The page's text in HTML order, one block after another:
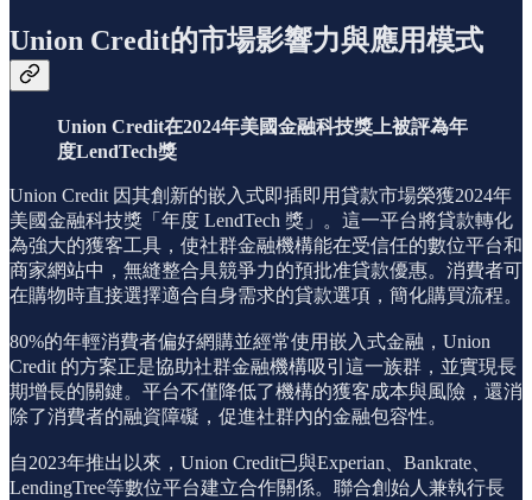
Union Credit的市場影響力與應用模式
Union Credit在2024年美國金融科技獎上被評為年
度LendTech獎
Union Credit 因其創新的嵌入式即插即用貸款市場榮獲2024年
美國金融科技獎「年度 LendTech 獎」。這一平台將貸款轉化
為強大的獲客工具，使社群金融機構能在受信任的數位平台和
商家網站中，無縫整合具競爭力的預批准貸款優惠。消費者可
在購物時直接選擇適合自身需求的貸款選項，簡化購買流程。
80%的年輕消費者偏好網購並經常使用嵌入式金融，Union
Credit 的方案正是協助社群金融機構吸引這一族群，並實現長
期增長的關鍵。平台不僅降低了機構的獲客成本與風險，還消
除了消費者的融資障礙，促進社群內的金融包容性。
自2023年推出以來，Union Credit已與Experian、Bankrate、
LendingTree等數位平台建立合作關係。聯合創始人兼執行長